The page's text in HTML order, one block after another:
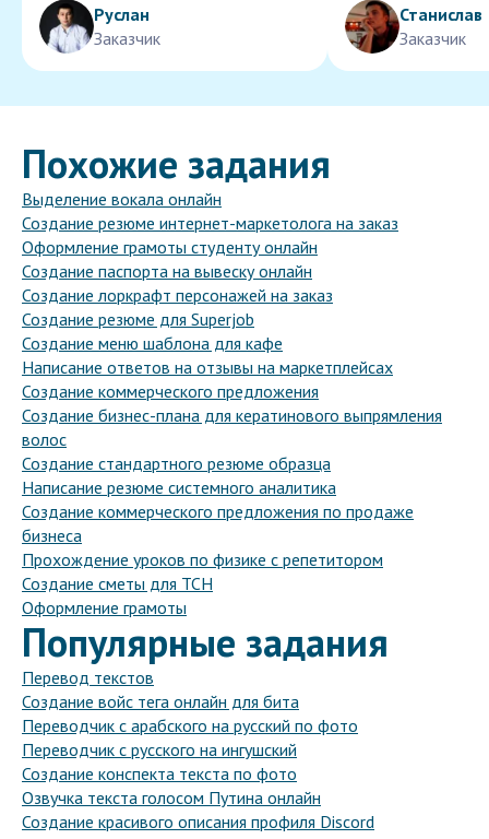
Руслан
Заказчик
Станислав
Заказчик
Похожие задания
Выделение вокала онлайн
Создание резюме интернет-маркетолога на заказ
Оформление грамоты студенту онлайн
Создание паспорта на вывеску онлайн
Создание лоркрафт персонажей на заказ
Создание резюме для Superjob
Создание меню шаблона для кафе
Написание ответов на отзывы на маркетплейсах
Создание коммерческого предложения
Создание бизнес-плана для кератинового выпрямления
волос
Создание стандартного резюме образца
Написание резюме системного аналитика
Создание коммерческого предложения по продаже
бизнеса
Прохождение уроков по физике с репетитором
Создание сметы для ТСН
Оформление грамоты
Популярные задания
Перевод текстов
Создание войс тега онлайн для бита
Переводчик с арабского на русский по фото
Переводчик с русского на ингушский
Создание конспекта текста по фото
Озвучка текста голосом Путина онлайн
Создание красивого описания профиля Discord